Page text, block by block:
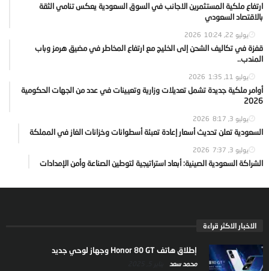
ارتفاع ملكية المستثمرين الاجانب في السوق السعودية يعكس تنامي الثقة
بالاقتصاد السعودي
يوليو 22, 2026 10:24
قفزة في تكاليف الشحن إلى الخليج مع ارتفاع المخاطر في مضيق هرمز وباب
المندب..
يوليو 11, 2026 1:35
أوامر ملكية جديدة تشمل تعديلات وزارية وتعيينات في عدد من الجهات الحكومية
2026
يوليو 3, 2026 8:17
السعودية تعلن تحديث أسعار إعادة تعبئة أسطوانات وخزانات الغاز في المملكة
يوليو 3, 2026 7:37
الشراكة السعودية الصينية: أبعاد استراتيجية لتوطين الصناعة وأمن الإمدادات
الاخبار الاكثر قراءة
إطلاق هاتف Honor 80 GT وجهاز لوحي جديد
محمد سعد